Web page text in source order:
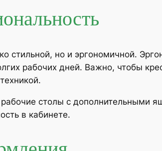
стильной, но и эргономичной.
рабочих дней. Важно, чтобы
столы с дополнительными
в кабинете.